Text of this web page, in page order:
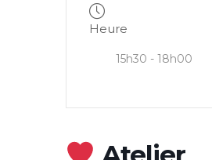
Heure
15h30 - 18h00